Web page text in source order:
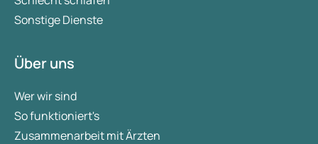
Sonstige Dienste
Über uns
Wer wir sind
So funktioniert's
Zusammenarbeit mit Ärzten